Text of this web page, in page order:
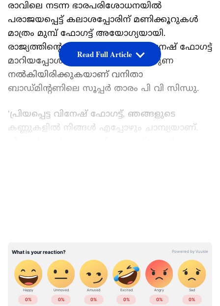
രാവിലെ നടന്ന ഭാരപരിശോധനയിൽ
പരാജയപ്പെട്ട് കലാശപ്പോരിന് മണിക്കൂറുകള്‍
മാത്രം മുമ്പ് ഫോഗട്ട് അയോഗ്യയായി.
രാജ്യത്തിന്‍റെയാകെ കണ്ണീരായി വിനേഷ് ഫോഗട്ട്
മാറിയപ്പോള്‍ താരത്തിന് ഉറച്ച പിന്തുണ
നല്‍കിയിരിക്കുകയാണ് വനിതാ
ബാഡ്‌മിന്‍റണിലെ സൂപ്പര്‍ താരം പി വി സിന്ധു.
'പ്രിയപ്പെട്ട വിനേഷ് ഫോഗട്ട്, ഞങ്ങളുടെ
കണ്ണുകളില്‍ നിങ്ങള്‍ എപ്പോഴും ചാമ്പ്യയാണ്.
വിനേഷ് ഫോഗട്ട് അയോഗ്യയാക്കപ്പെട്ടു എന്ന
ഞെട്ടിക്കുന്ന വാര്‍ത്ത വന്നയുടന്‍ ആയിരുന്നു
സിന്ധുവിന്‍റെ പ്രചോദനകരമായ വാക്കുകള്‍.
Read Full Article
ABOUT THE AUTHOR